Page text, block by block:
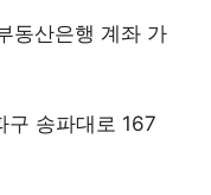
구 송파대로 167